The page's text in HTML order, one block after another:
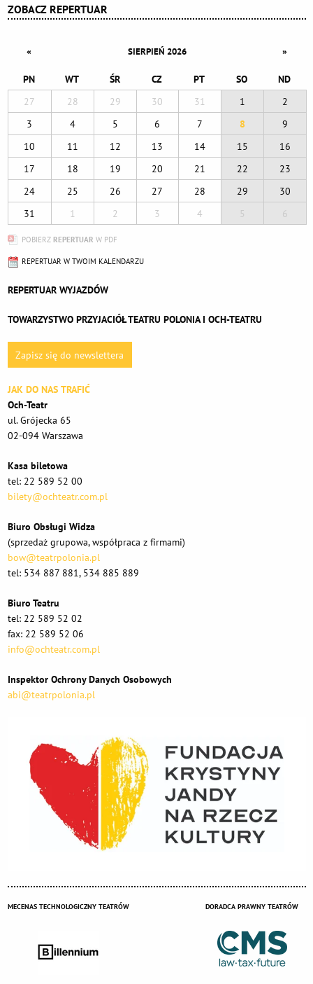
ZOBACZ REPERTUAR
« SIERPIEŃ 2026 »
PN WT ŚR CZ PT SO
ND
27
28 29 30 31 1
2
3
4 5 6 7 8
9
10
11 12 13 14 15
16
17
18 19 20 21 22
23
24
25 26 27 28 29
30
31
1 2 3 4 5 6
POBIERZ REPERTUAR W PDF
REPERTUAR W TWOIM KALENDARZU
REPERTUAR WYJAZDÓW
TOWARZYSTWO PRZYJACIÓŁ TEATRU POLONIA I OCH-TEATRU
Zapisz się do newslettera
JAK DO NAS TRAFIĆ
Och-Teatr
ul. Grójecka 65
02-094 Warszawa
Kasa biletowa
tel: 22 589 52 00
bilety@ochteatr.com.pl
Biuro Obsługi Widza
(sprzedaż grupowa, współpraca z firmami)
bow@teatrpolonia.pl
tel: 534 887 881, 534 885 889
Biuro Teatru
tel: 22 589 52 02
fax: 22 589 52 06
info@ochteatr.com.pl
Inspektor Ochrony Danych Osobowych
abi@teatrpolonia.pl
MECENAS TECHNOLOGICZNY TEATRÓW DORADCA PRAWNY TEATRÓW